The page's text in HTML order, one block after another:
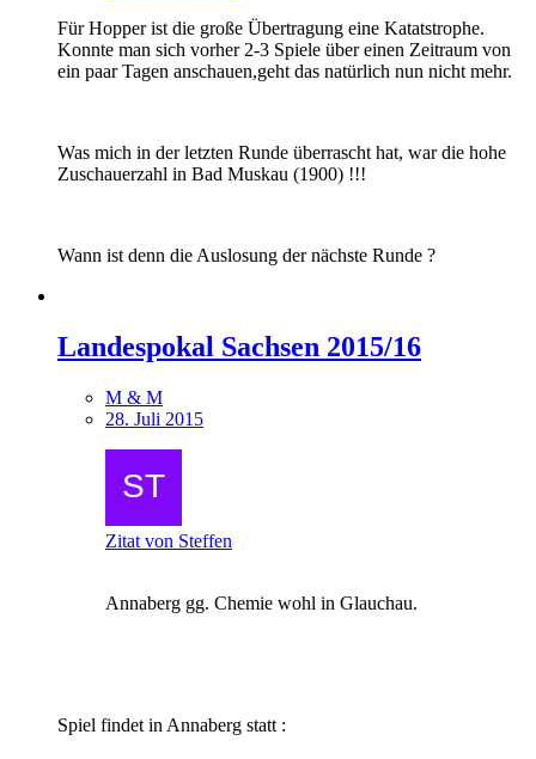
Für Hopper ist die große Übertragung eine Katatstrophe.
Konnte man sich vorher 2-3 Spiele über einen Zeitraum von
ein paar Tagen anschauen,geht das natürlich nun nicht mehr.
Was mich in der letzten Runde überrascht hat, war die hohe
Zuschauerzahl in Bad Muskau (1900) !!!
Wann ist denn die Auslosung der nächste Runde ?
Landespokal Sachsen 2015/16
M & M
28. Juli 2015
Zitat von Steffen
Annaberg gg. Chemie wohl in Glauchau.
Spiel findet in Annaberg statt :